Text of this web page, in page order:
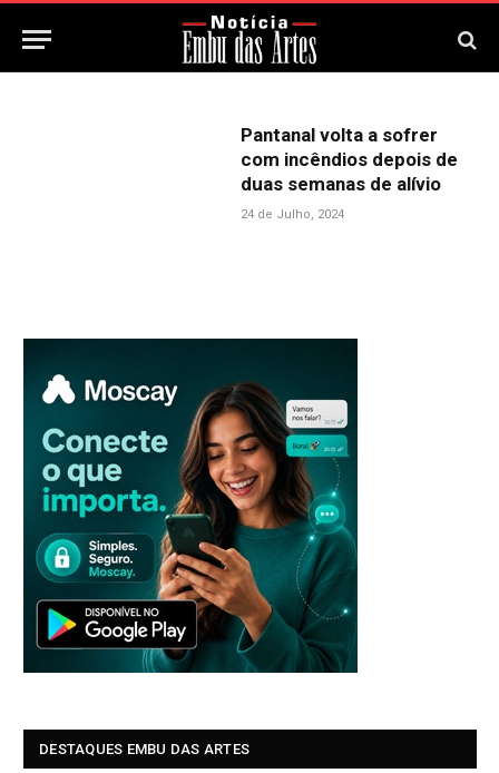
Pantanal volta a sofrer
com incêndios depois de
duas semanas de alívio
24 de Julho, 2024
DESTAQUES EMBU DAS ARTES